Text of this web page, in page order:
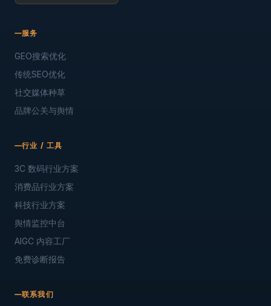
服务
GEO搜索优化
传统SEO优化
社交媒体种草
品牌公关与舆情
行业 / 工具
3C 数码行业方案
消费品行业方案
科技行业方案
舆情监控中台
AIGC 内容工厂
免费诊断报告
联系我们